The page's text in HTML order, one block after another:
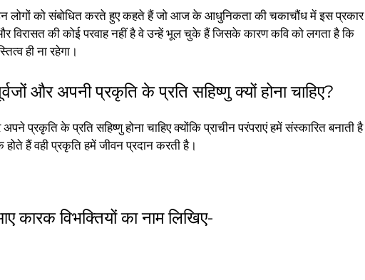
लोगों को संबोधित करते हुए कहते हैं जो आज के आधुनिकता की चकाचौंध में इस प्रकार
विरासत की कोई परवाह नहीं है वे उन्हें भूल चुके हैं जिसके कारण कवि को लगता है कि
ही ना रहेगा।
और अपनी प्रकृति के प्रति सहिष्णु क्यों होना चाहिए?
प्रकृति के प्रति सहिष्णु होना चाहिए क्योंकि प्राचीन परंपराएं हमें संस्कारित बनाती है
होते हैं वही प्रकृति हमें जीवन प्रदान करती है।
कारक विभक्तियों का नाम लिखिए-